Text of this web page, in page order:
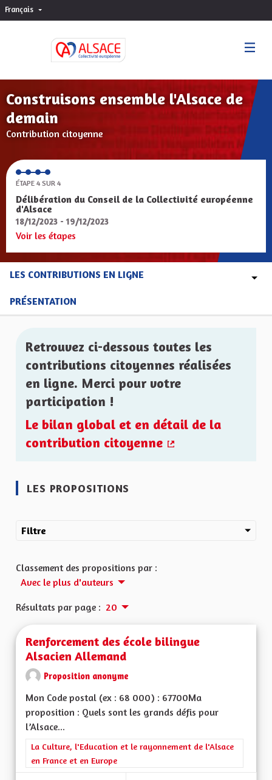
Français Choisir la langue
Construisons ensemble l'Alsace de
demain
Contribution citoyenne
ÉTAPE 4 SUR 4
Délibération du Conseil de la Collectivité européenne
d'Alsace
18/12/2023 - 19/12/2023
Voir les étapes
LES CONTRIBUTIONS EN LIGNE
PRÉSENTATION
Retrouvez ci-dessous toutes les
contributions citoyennes réalisées
en ligne. Merci pour votre
participation !
Le bilan global et en détail de la
contribution citoyenne
LES PROPOSITIONS
Filtre
Classement des propositions par :
Avec le plus d'auteurs
Résultats par page : 20
Renforcement des école bilingue
Alsacien Allemand
Proposition anonyme
Mon Code postal (ex : 68 000) : 67700Ma
proposition : Quels sont les grands défis pour
l’Alsace...
Filtrer les résultats de la catégorie : La Culture, l'Education et
La Culture, l'Education et le rayonnement de l'Alsace
en France et en Europe